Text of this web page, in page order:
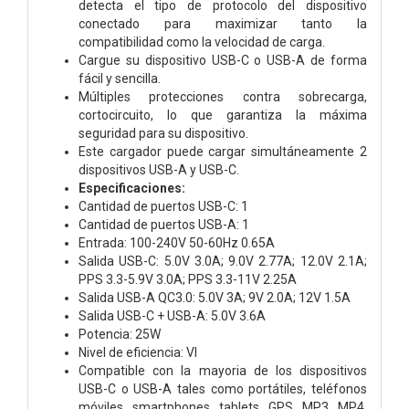
detecta el tipo de protocolo del dispositivo
conectado para maximizar tanto la
compatibilidad como la velocidad de carga.
Cargue su dispositivo USB-C o USB-A de forma
fácil y sencilla.
Múltiples protecciones contra sobrecarga,
cortocircuito, lo que garantiza la máxima
seguridad para su dispositivo.
Este cargador puede cargar simultáneamente 2
dispositivos USB-A y USB-C.
Especificaciones:
Cantidad de puertos USB-C: 1
Cantidad de puertos USB-A: 1
Entrada: 100-240V 50-60Hz 0.65A
Salida USB-C: 5.0V 3.0A; 9.0V 2.77A; 12.0V 2.1A;
PPS 3.3-5.9V 3.0A; PPS 3.3-11V 2.25A
Salida USB-A QC3.0: 5.0V 3A; 9V 2.0A; 12V 1.5A
Salida USB-C + USB-A: 5.0V 3.6A
Potencia: 25W
Nivel de eficiencia: VI
Compatible con la mayoria de los dispositivos
USB-C o USB-A tales como portátiles, teléfonos